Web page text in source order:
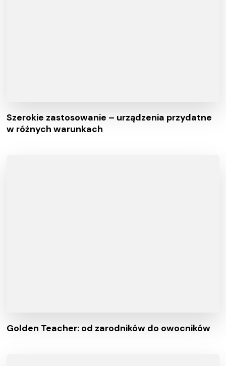
Szerokie zastosowanie – urządzenia przydatne
w różnych warunkach
Golden Teacher: od zarodników do owocników